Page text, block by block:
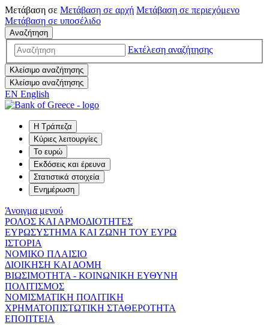
Μετάβαση σε Μετάβαση σε αρχή Μετάβαση σε περιεχόμενο
Μετάβαση σε υποσέλιδο
Αναζήτηση
Εκτέλεση αναζήτησης
Κλείσιμο αναζήτησης
Κλείσιμο αναζήτησης
EN English
Η Τράπεζα
Κύριες λειτουργίες
Το ευρώ
Εκδόσεις και έρευνα
Στατιστικά στοιχεία
Ενημέρωση
Άνοιγμα μενού
ΡΟΛΟΣ ΚΑΙ ΑΡΜΟΔΙΟΤΗΤΕΣ
ΕΥΡΩΣΥΣΤΗΜΑ ΚΑΙ ΖΩΝΗ ΤΟΥ ΕΥΡΩ
ΙΣΤΟΡΙΑ
ΝΟΜΙΚΟ ΠΛΑΙΣΙΟ
ΔΙΟΙΚΗΣΗ ΚΑΙ ΔΟΜΗ
ΒΙΩΣΙΜΟΤΗΤΑ - ΚΟΙΝΩΝΙΚΗ ΕΥΘΥΝΗ
ΠΟΛΙΤΙΣΜΟΣ
ΝΟΜΙΣΜΑΤΙΚΗ ΠΟΛΙΤΙΚΗ
ΧΡΗΜΑΤΟΠΙΣΤΩΤΙΚΗ ΣΤΑΘΕΡΟΤΗΤΑ
ΕΠΟΠΤΕΙΑ